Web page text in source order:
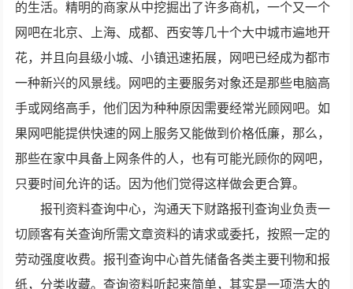
的生活。精明的商家从中挖掘出了许多商机，一个又一个
网吧在北京、上海、成都、西安等几十个大中城市遍地开
花，并且向县级小城、小镇迅速拓展，网吧已经成为都市
一种新兴的风景线。网吧的主要服务对象还是那些电脑高
手或网络高手，他们因为种种原因需要经常光顾网吧。如
果网吧能提供快速的网上服务又能做到价格低廉，那么，
那些在家中具备上网条件的人，也有可能光顾你的网吧，
只要时间允许的话。因为他们觉得这样做会更合算。
报刊资料查询中心，沟通天下财路报刊查询业负责一
切顾客有关查询所需文章资料的请求或委托，按照一定的
劳动强度收费。报刊查询中心首先储备各类主要刊物和报
纸，分类收藏。查询资料听起来简单，其实是一项浩大的